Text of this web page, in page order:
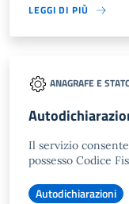
LEGGI DI PIÙ
ANAGRAFE E
Il servizio
possesso Codice
Autodichiarazioni